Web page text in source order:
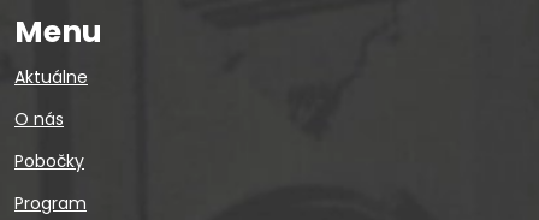
Menu
Aktuálne
O nás
Pobočky
Program